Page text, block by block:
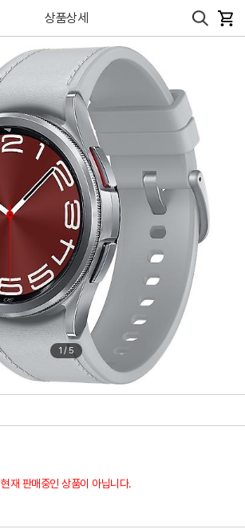
상품상세
1 /5
현재 판매중인 상품이 아닙니다.